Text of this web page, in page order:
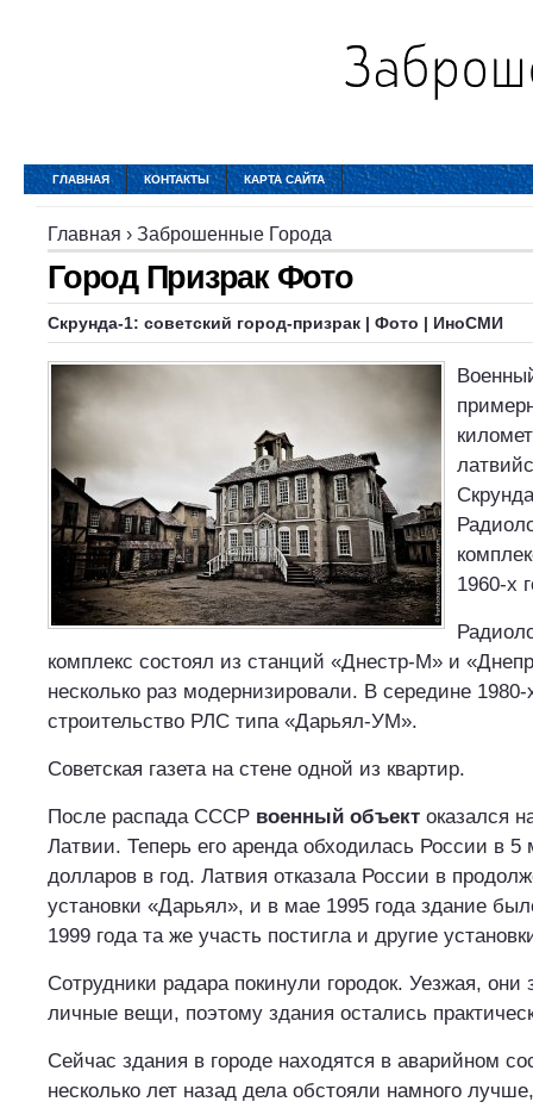
ГЛАВНАЯ КОНТАКТЫ КАРТА САЙТА
Главная › Заброшенные Города
Город Призрак Фото
Скрунда-1: советский город-призрак | Фото | ИноСМИ
1960-х
комплекс состоял из станций «Днестр-М» и
несколько раз модернизировали. В середине 1980-
строительство РЛС типа «Дарьял-УМ».
Советская газета на стене одной из квартир.
После распада СССР военный объект оказался
Латвии. Теперь его аренда обходилась России в 5
долларов в год. Латвия отказала России в
установки «Дарьял», и в мае 1995 года здание
1999 года та же участь постигла и другие
Сотрудники радара покинули городок. Уезжая,
личные вещи, поэтому здания остались
Сейчас здания в городе находятся в аварийном
несколько лет назад дела обстояли намного